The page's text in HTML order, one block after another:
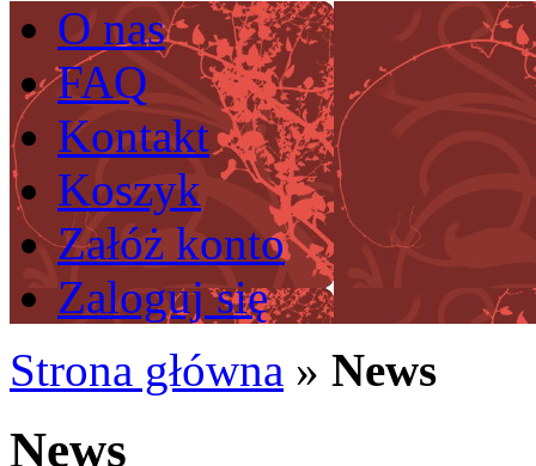
O nas
FAQ
Kontakt
Koszyk
Załóż konto
Zaloguj się
Strona główna » News
News